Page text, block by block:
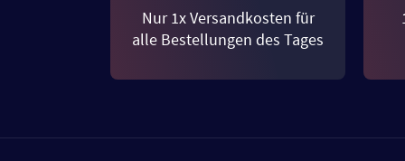
Nur 1x Versandkosten für
alle Bestellungen des Tages